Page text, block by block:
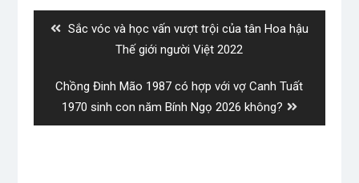
Previous
Sắc vóc và học vấn vượt trội của tân Hoa hậu
Thế giới người Việt 2022
Next
post:
Chồng Đinh Mão 1987 có hợp với vợ Canh Tuất
1970 sinh con năm Bính Ngọ 2026 không?